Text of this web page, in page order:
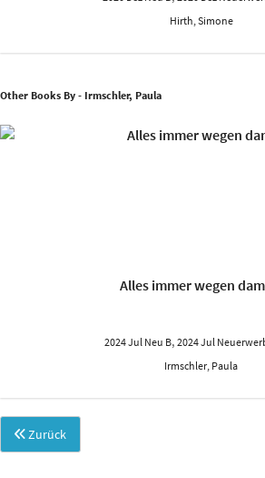
Hirth, Simone
Other Books By - Irmschler, Paula
Alles immer wegen
2024 Jul Neu B, 2024 Jul
Irmschler, Paula
Zurück